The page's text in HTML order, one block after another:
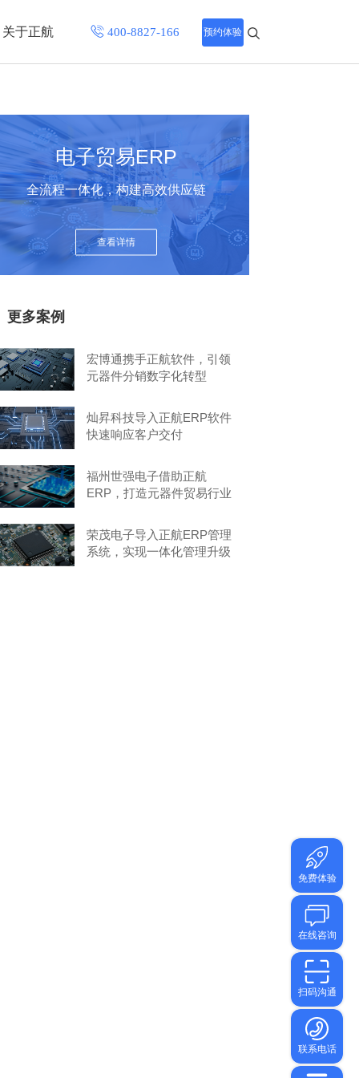
关于正航
联系正航
网站导航
预约体验
电子贸易ERP
全流程一体化，构建高效供应链
查看详情
更多案例
宏博通携手正航软件，引领
元器件分销数字化转型
灿昇科技导入正航ERP软件
快速响应客户交付
福州世强电子借助正航
ERP，打造元器件贸易行业
荣茂电子导入正航ERP管理
系统，实现一体化管理升级